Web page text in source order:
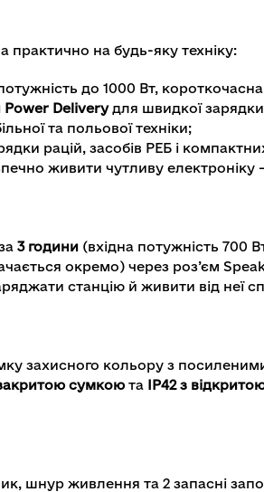
практично на будь-яку техніку:
до 1000 Вт,
Power Deliveryдля швидкої зарядки
та польової техніки;
рацій, засобів РЕБ і
живити чутливу
3 години (вхідна потужність 700
окремо) через роз’єм
станцію й живити від неї
захисного кольору з
закритою сумкоюта IP42 з
шнур живлення та 2 запасні